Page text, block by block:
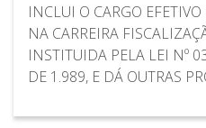
INCLUI O CARGO
NA CARREIRA
INSTITUIDA PELA LEI Nº
DE 1.989, E DÁ OUTRAS